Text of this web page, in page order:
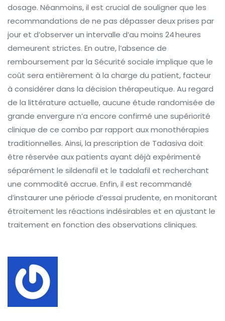
dosage. Néanmoins, il est crucial de souligner que les
recommandations de ne pas dépasser deux prises par
jour et d’observer un intervalle d’au moins 24 heures
demeurent strictes. En outre, l’absence de
remboursement par la Sécurité sociale implique que le
coût sera entièrement à la charge du patient, facteur
à considérer dans la décision thérapeutique. Au regard
de la littérature actuelle, aucune étude randomisée de
grande envergure n’a encore confirmé une supériorité
clinique de ce combo par rapport aux monothérapies
traditionnelles. Ainsi, la prescription de Tadasiva doit
être réservée aux patients ayant déjà expérimenté
séparément le sildenafil et le tadalafil et recherchant
une commodité accrue. Enfin, il est recommandé
d’instaurer une période d’essai prudente, en monitorant
étroitement les réactions indésirables et en ajustant le
traitement en fonction des observations cliniques.